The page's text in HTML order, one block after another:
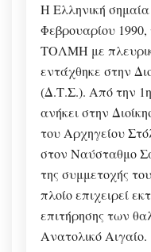
Η Ελληνική
Φεβρουαρίου
ΤΟΛΜΗ με
εντάχθηκε στην
(Δ.Τ.Σ.). Από την
ανήκει στην
του Αρχηγείου
στον Ναύσταθμο
της συμμετοχής
πλοίο επιχειρεί
επιτήρησης των
Ανατολικό Αιγαίο.